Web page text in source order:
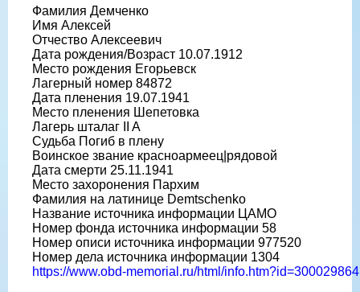
Фамилия Демченко
Имя Алексей
Отчество Алексеевич
Дата рождения/Возраст 10.07.1912
Место рождения Егорьевск
Лагерный номер 84872
Дата пленения 19.07.1941
Место пленения Шепетовка
Лагерь шталаг II A
Судьба Погиб в плену
Воинское звание красноармеец|рядовой
Дата смерти 25.11.1941
Место захоронения Пархим
Фамилия на латинице Demtschenko
Название источника информации ЦАМО
Номер фонда источника информации 58
Номер описи источника информации 977520
Номер дела источника информации 1304
https://www.obd-memorial.ru/html/info.htm?id=300029864